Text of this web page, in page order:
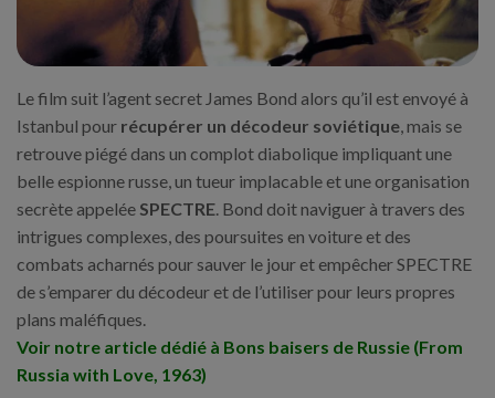
Le film suit l’agent secret James Bond alors qu’il est envoyé à
Istanbul pour récupérer un décodeur soviétique, mais se
retrouve piégé dans un complot diabolique impliquant une
belle espionne russe, un tueur implacable et une organisation
secrète appelée SPECTRE. Bond doit naviguer à travers des
intrigues complexes, des poursuites en voiture et des
combats acharnés pour sauver le jour et empêcher SPECTRE
de s’emparer du décodeur et de l’utiliser pour leurs propres
plans maléfiques.
Voir notre article dédié à Bons baisers de Russie (From
Russia with Love, 1963)